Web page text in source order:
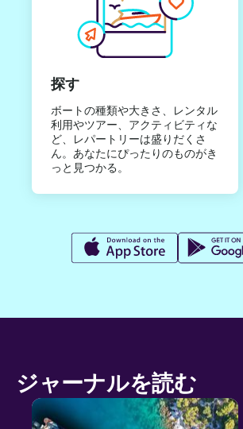
探す
ボートの種類や大きさ、レンタル
利用やツアー、アクティビティな
ど、レパートリーは盛りだくさ
ん。あなたにぴったりのものがき
っと見つかる。
ジャーナルを読む